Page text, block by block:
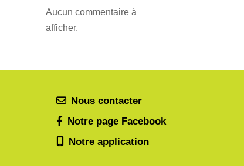
Aucun commentaire à
afficher.
Nous contacter
Notre page Facebook
Notre application